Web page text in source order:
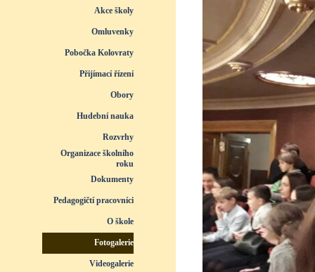
Akce školy
Omluvenky
Pobočka Kolovraty
Přijímací řízení ▼
Obory
Hudební nauka
Rozvrhy
▼
Organizace školního
roku
Dokumenty
▼
Pedagogičtí pracovníci ▼
O škole ▼
Fotogalerie ▼
Videogalerie ▼